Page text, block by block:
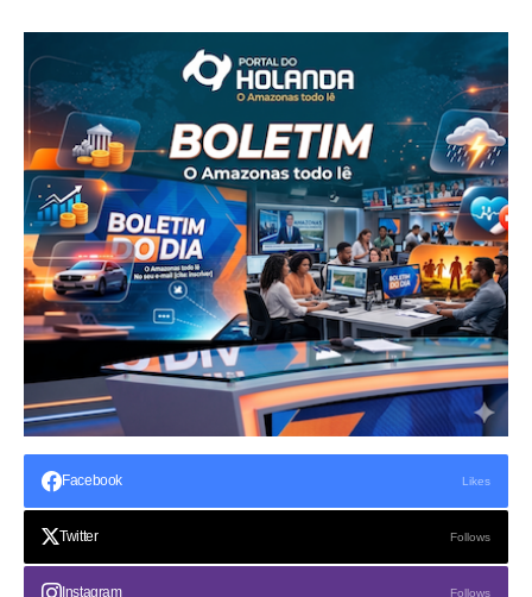
Facebook Likes
Twitter Follows
Instagram Follows